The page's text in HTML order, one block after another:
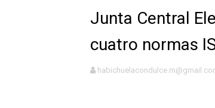
-Propeep y
Ministerio de
MICM y
Junta Central
cuatro normas